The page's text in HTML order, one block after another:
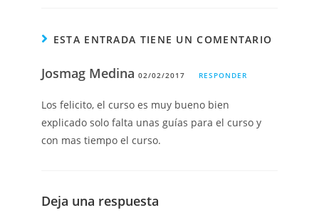
ESTA ENTRADA TIENE UN COMENTARIO
Josmag Medina02/02/2017 RESPONDER
Los felicito, el curso es muy bueno bien
explicado solo falta unas guías para el curso y
con mas tiempo el curso.
Deja una respuesta